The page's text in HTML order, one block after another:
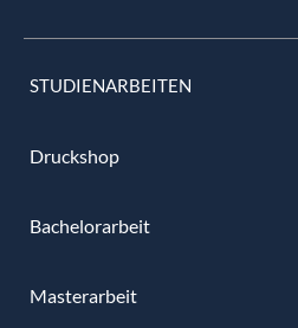
STUDIENARBEITEN
Druckshop
Bachelorarbeit
Masterarbeit